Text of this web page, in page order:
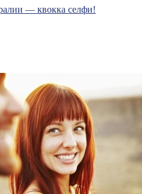
— квокка селфи!